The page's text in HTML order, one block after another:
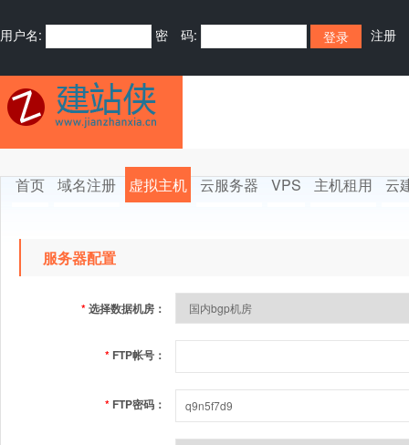
用户名: 密 码: 注册
首页 域名注册 虚拟主机 云服务器 VPS 主机租用 云
服务器配置
*选择数据机房：
* FTP帐号：
* FTP密码：